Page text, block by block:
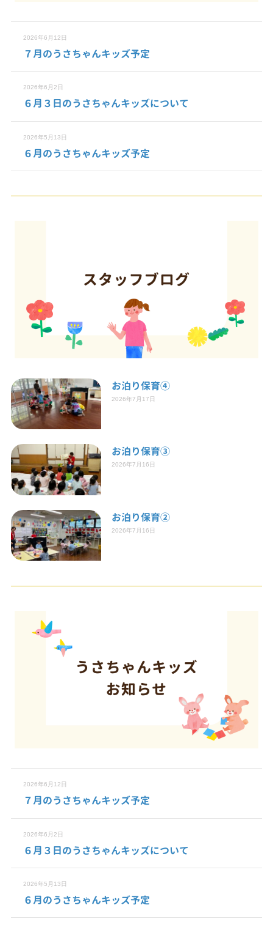
2026年6月12日
７月のうさちゃんキッズ予定
2026年6月2日
６月３日のうさちゃんキッズについて
2026年5月13日
６月のうさちゃんキッズ予定
お泊り保育④
2026年7月17日
お泊り保育③
2026年7月16日
お泊り保育②
2026年7月16日
2026年6月12日
７月のうさちゃんキッズ予定
2026年6月2日
６月３日のうさちゃんキッズについて
2026年5月13日
６月のうさちゃんキッズ予定